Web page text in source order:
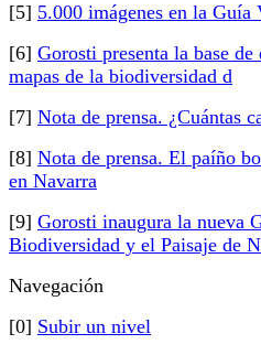
[5] 5.000 imágenes en la Guía
[6] Gorosti presenta la base
mapas de la biodiversidad d
[7] Nota de prensa. ¿Cuántas
[8] Nota de prensa. El paíño
en Navarra
[9] Gorosti inaugura la nueva
Biodiversidad y el Paisaje de
Navegación
[0] Subir un nivel